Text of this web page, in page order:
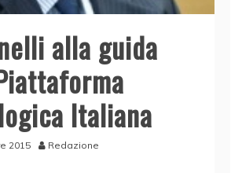
alla guida
Italiana
2015 Redazione